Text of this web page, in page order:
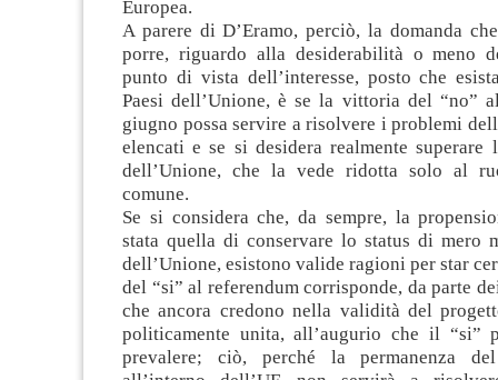
Europea.
A parere di D’Eramo, perciò, la domanda
porre, riguardo alla desiderabilità o meno
punto di vista dell’interesse, posto che
Paesi dell’Unione, è se la vittoria del “no”
giugno possa servire a risolvere i problemi
elencati e se si desidera realmente superare
dell’Unione, che la vede ridotta solo al
comune.
Se si considera che, da sempre, la
stata quella di conservare lo status di mero
dell’Unione, esistono valide ragioni per star
del “si” al referendum corrisponde, da parte
che ancora credono nella validità del
politicamente unita, all’augurio che il “si”
prevalere; ciò, perché la permanenza